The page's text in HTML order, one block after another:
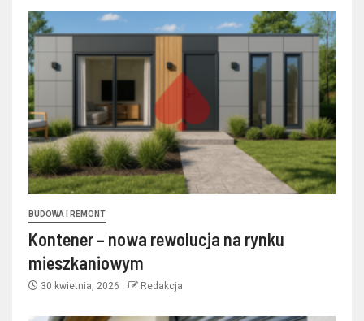
BUDOWA I REMONT
Kontener – nowa rewolucja na rynku
mieszkaniowym
30 kwietnia, 2026 Redakcja